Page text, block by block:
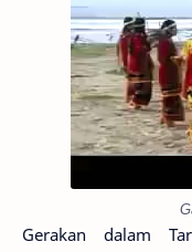
Gerakan dalam